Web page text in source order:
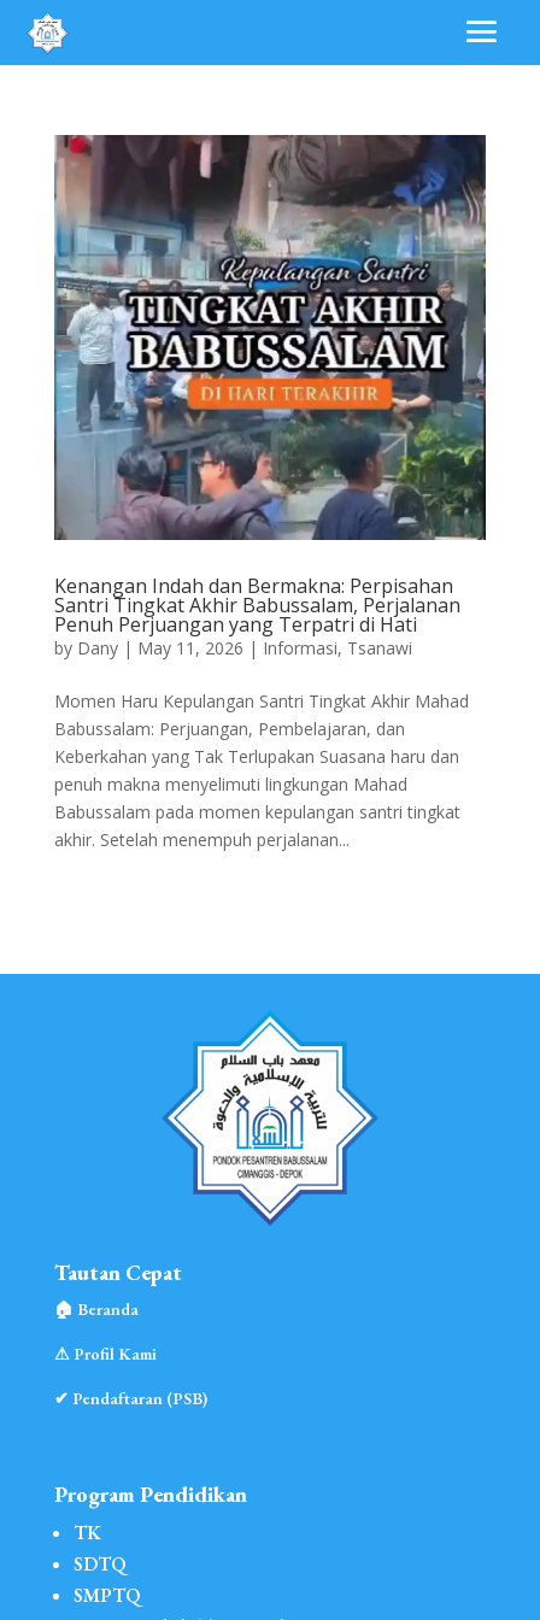
Kenangan Indah dan Bermakna: Perpisahan
Santri Tingkat Akhir Babussalam, Perjalanan
Penuh Perjuangan yang Terpatri di Hati
by Dany| May 11, 2026 | Informasi, Tsanawi
Momen Haru Kepulangan Santri Tingkat Akhir Mahad
Babussalam: Perjuangan, Pembelajaran, dan
Keberkahan yang Tak Terlupakan Suasana haru dan
penuh makna menyelimuti lingkungan Mahad
Babussalam pada momen kepulangan santri tingkat
akhir. Setelah menempuh perjalanan...
Tautan Cepat
🏠︎ Beranda
⚠︎ Profil Kami
✔ Pendaftaran (PSB)
Program Pendidikan
TK
SDTQ
SMPTQ